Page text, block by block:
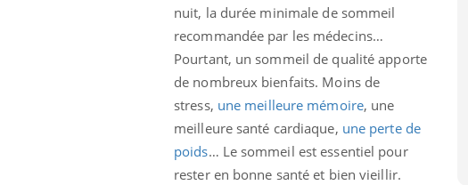
nuit, la durée minimale de sommeil
recommandée par les médecins…
Pourtant, un sommeil de qualité apporte
de nombreux bienfaits. Moins de
stress, une meilleure mémoire, une
meilleure santé cardiaque, une perte de
poids… Le sommeil est essentiel pour
rester en bonne santé et bien vieillir.